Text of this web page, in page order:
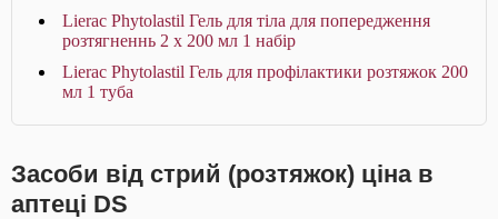
Lierac Phytolastil Гель для тіла для попередження
розтягненнь 2 х 200 мл 1 набір
Lierac Phytolastil Гель для профілактики розтяжок 200
мл 1 туба
Засоби від стрий (розтяжок) ціна в
аптеці DS